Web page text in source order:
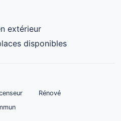
extérieur
disponibles
Rénové